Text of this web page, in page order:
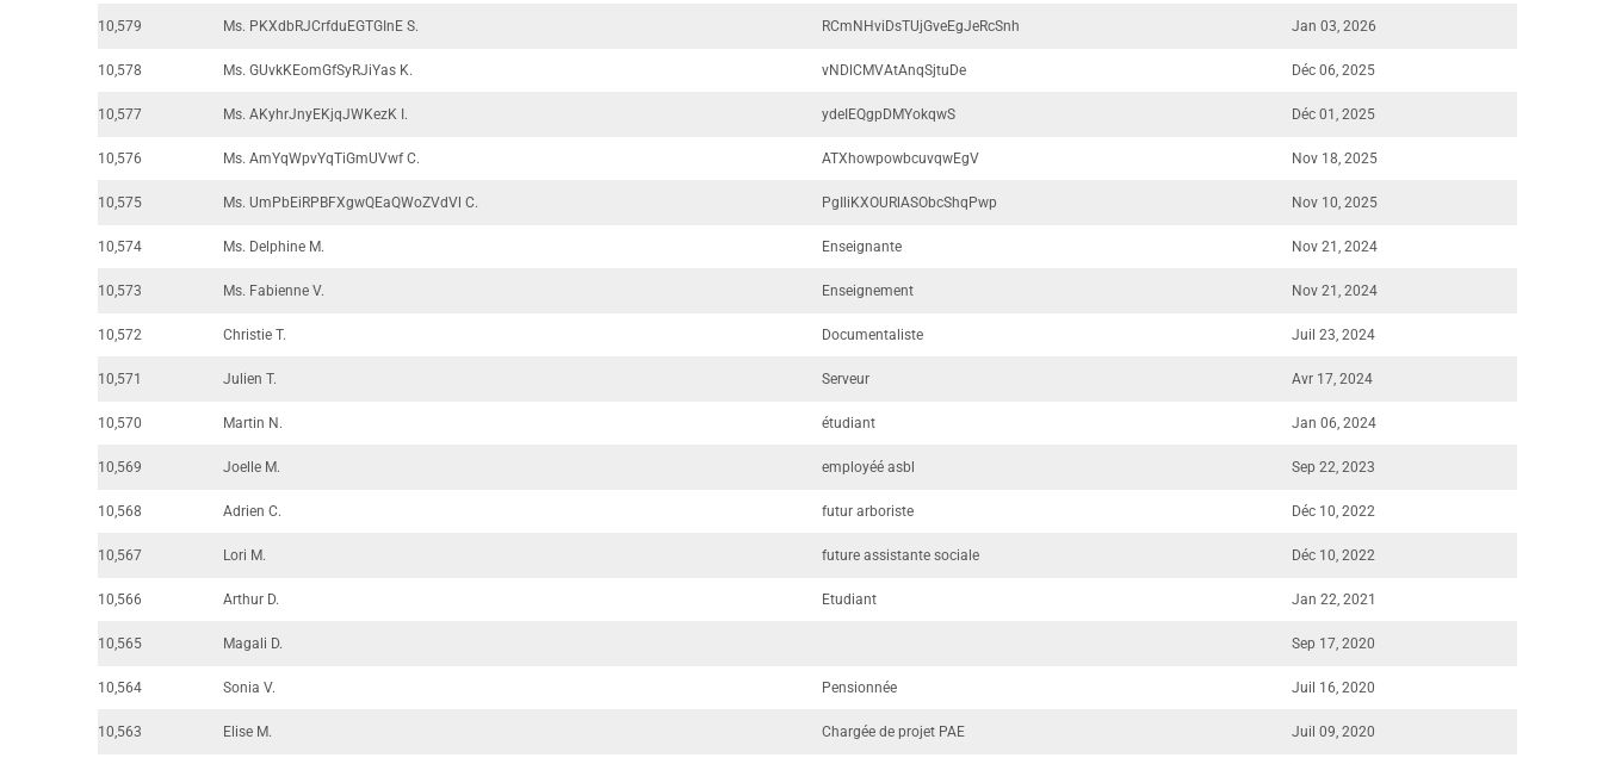
10,579 Ms. PKXdbRJCrfduEGTGInE S. RCmNHviDsTUjGveEgJeRcSnh Jan 03, 2026
10,578 Ms. GUvkKEomGfSyRJiYas K. vNDlCMVAtAnqSjtuDe Déc 06, 2025
10,577 Ms. AKyhrJnyEKjqJWKezK I. ydeIEQgpDMYokqwS Déc 01, 2025
10,576 Ms. AmYqWpvYqTiGmUVwf C. ATXhowpowbcuvqwEgV Nov 18, 2025
10,575 Ms. UmPbEiRPBFXgwQEaQWoZVdVl C. PgIliKXOURlASObcShqPwp Nov 10, 2025
10,574 Ms. Delphine M. Enseignante Nov 21, 2024
10,573 Ms. Fabienne V. Enseignement Nov 21, 2024
10,572 Christie T. Documentaliste Juil 23, 2024
10,571 Julien T. Serveur Avr 17, 2024
10,570 Martin N. étudiant Jan 06, 2024
10,569 Joelle M. employéé asbl Sep 22, 2023
10,568 Adrien C. futur arboriste Déc 10, 2022
10,567 Lori M. future assistante sociale Déc 10, 2022
10,566 Arthur D. Etudiant Jan 22, 2021
10,565 Magali D. Sep 17, 2020
10,564 Sonia V. Pensionnée Juil 16, 2020
10,563 Elise M. Chargée de projet PAE Juil 09, 2020